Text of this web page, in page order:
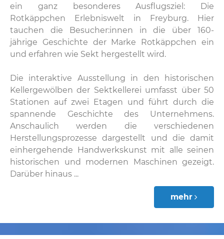
ein ganz besonderes Ausflugsziel: Die
Rotkäppchen Erlebniswelt in Freyburg. Hier
tauchen die Besucher:innen in die über 160-
jährige Geschichte der Marke Rotkäppchen ein
und erfahren wie Sekt hergestellt wird.
Die interaktive Ausstellung in den historischen
Kellergewölben der Sektkellerei umfasst über 50
Stationen auf zwei Etagen und führt durch die
spannende Geschichte des Unternehmens.
Anschaulich werden die verschiedenen
Herstellungsprozesse dargestellt und die damit
einhergehende Handwerkskunst mit alle seinen
historischen und modernen Maschinen gezeigt.
Darüber hinaus ...
mehr